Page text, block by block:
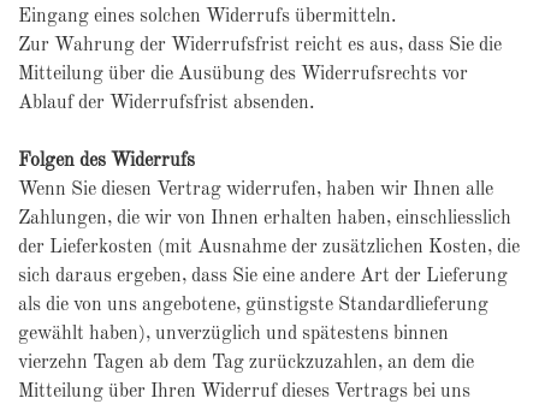
Eingang eines solchen Widerrufs übermitteln.
Zur Wahrung der Widerrufsfrist reicht es aus, dass Sie die
Mitteilung über die Ausübung des Widerrufsrechts vor
Ablauf der Widerrufsfrist absenden.
Folgen des Widerrufs
Wenn Sie diesen Vertrag widerrufen, haben wir Ihnen alle
Zahlungen, die wir von Ihnen erhalten haben, einschliesslich
der Lieferkosten (mit Ausnahme der zusätzlichen Kosten, die
sich daraus ergeben, dass Sie eine andere Art der Lieferung
als die von uns angebotene, günstigste Standardlieferung
gewählt haben), unverzüglich und spätestens binnen
vierzehn Tagen ab dem Tag zurückzuzahlen, an dem die
Mitteilung über Ihren Widerruf dieses Vertrags bei uns